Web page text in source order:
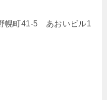
幌町41-5 あおいビル1